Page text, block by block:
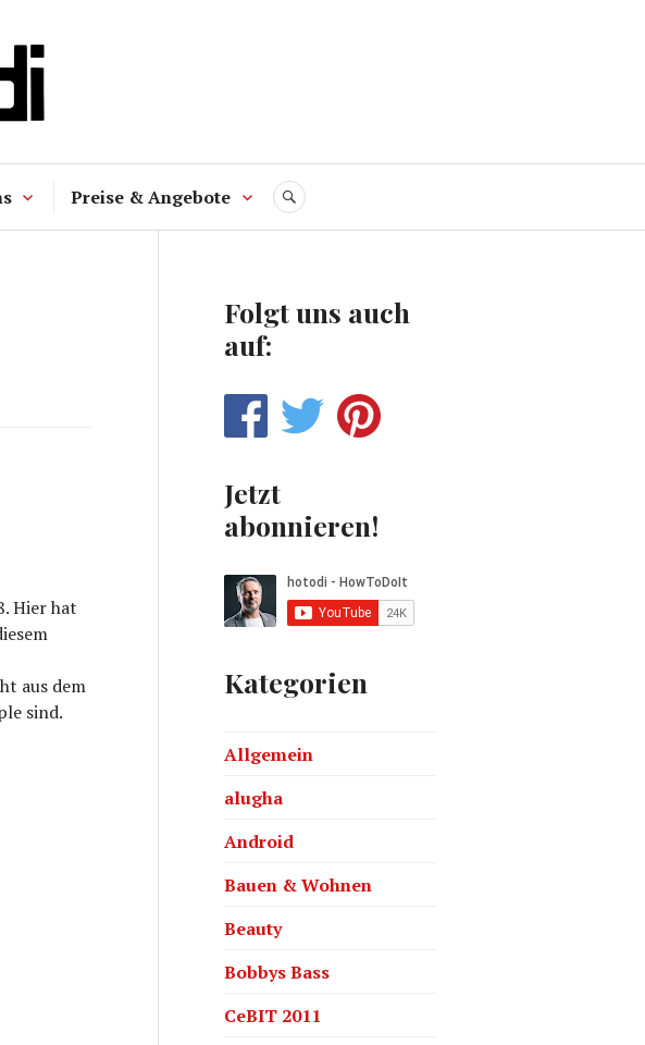
Preise & Angebote SUCHE
Hier hat
aus dem
sind.
temporär Apps starten
Folgt uns auch
auf:
Jetzt
abonnieren!
Kategorien
Allgemein
alugha
Android
Bauen & Wohnen
Beauty
Bobbys Bass
CeBIT 2011